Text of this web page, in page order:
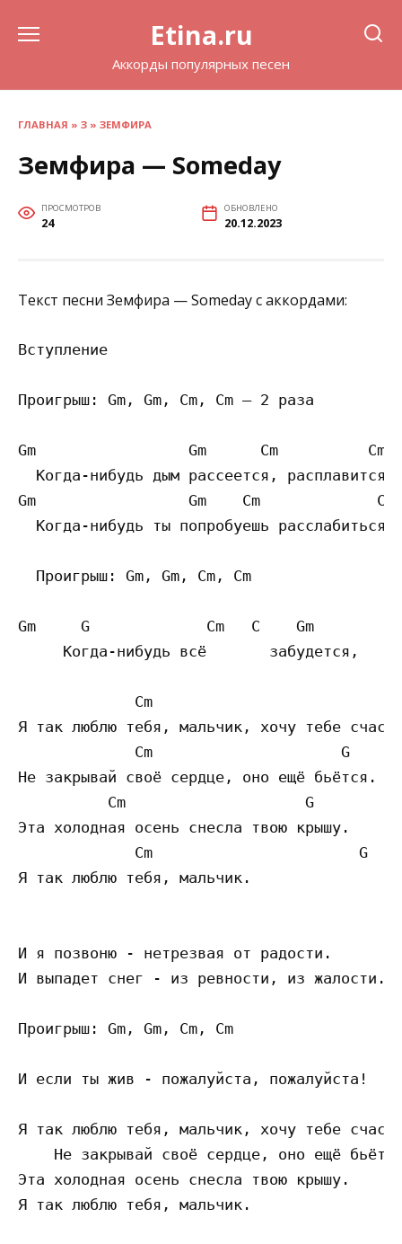
Etina.ru
Аккорды популярных песен
ГЛАВНАЯ » З » ЗЕМФИРА
Земфира — Someday
ПРОСМОТРОВ
24
ОБНОВЛЕНО
20.12.2023
Текст песни Земфира — Someday с аккордами:
Вступление
Проигрыш: Gm, Gm, Cm, Cm — 2 раза
Gm                 Gm      Cm          Cm
  Когда-нибудь дым рассеется, расплавится,
Gm                 Gm    Cm
  Когда-нибудь ты попробуешь расслабиться.
  Проигрыш: Gm, Gm, Cm, Cm
Gm     G             Cm   C    Gm
Когда-нибудь всё       забудется,
Cm
Я так люблю тебя, мальчик, хочу тебе
Cm                     G
Не закрывай своё сердце, оно ещё бьётся.
Cm                    G
Эта холодная осень снесла твою крышу.
             Cm                       G
Я так люблю тебя, мальчик.
И я позвоню - нетрезвая от радости.
И выпадет снег - из ревности, из жалости.
Проигрыш: Gm, Gm, Cm, Cm
И если ты жив - пожалуйста, пожалуйста!
Я так люблю тебя, мальчик, хочу тебе
Не закрывай своё сердце, оно ещё
Эта холодная осень снесла твою крышу.
Я так люблю тебя, мальчик.